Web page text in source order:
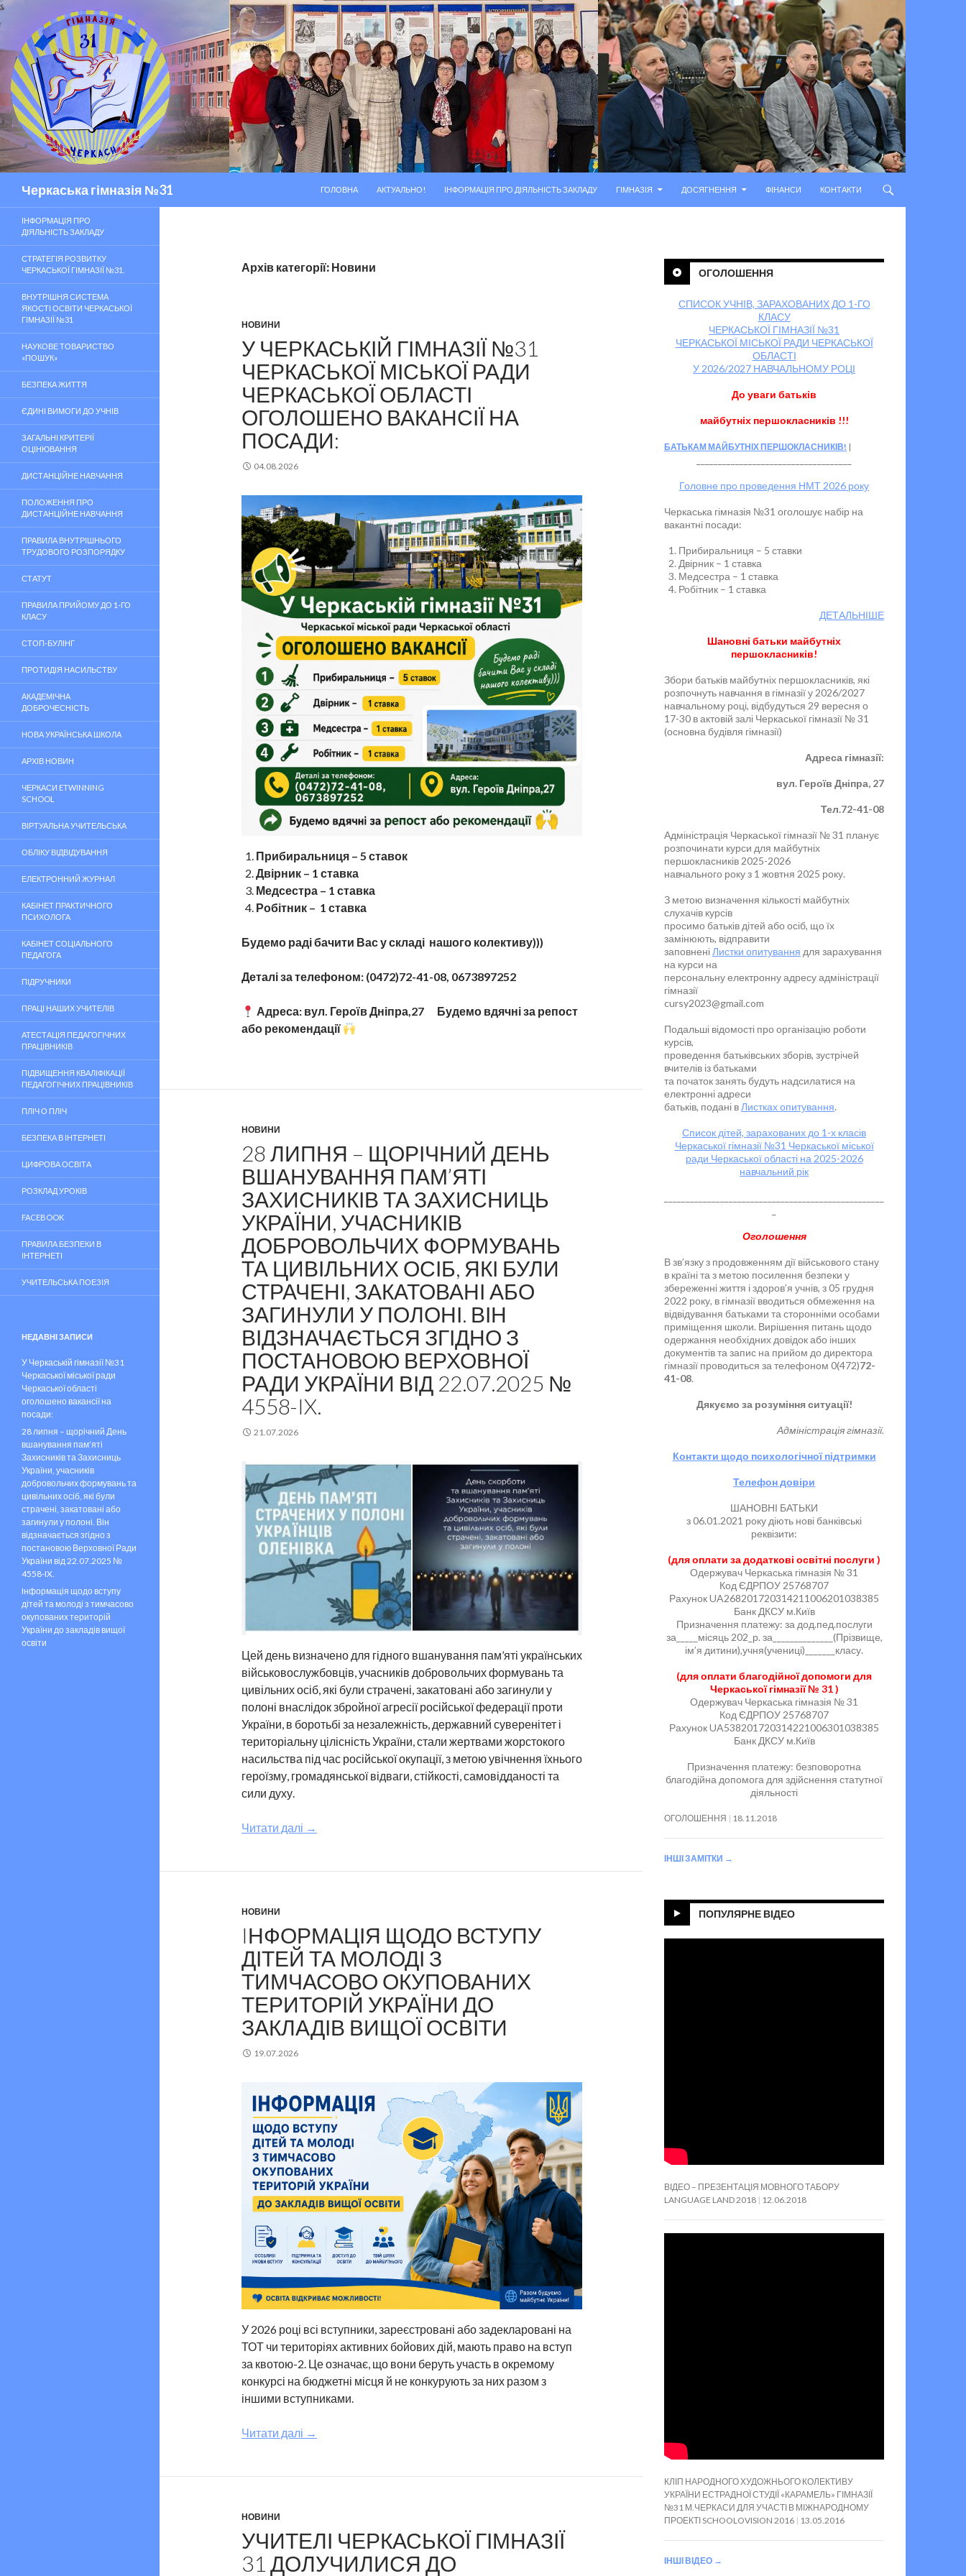
Черкаська гімназія №31
ГОЛОВНА
АКТУАЛЬНО! ІНФОРМАЦІЯ ПРО ДІЯЛЬНІСТЬ ЗАКЛАДУ ГІМНАЗІЯ ДОСЯГНЕННЯ ФІНАНСИ КОНТАКТИ
Архів категорії: Новини
НОВИНИ
У ЧЕРКАСЬКІЙ ГІМНАЗІЇ №31
ЧЕРКАСЬКОЇ МІСЬКОЇ РАДИ
ЧЕРКАСЬКОЇ ОБЛАСТІ
ОГОЛОШЕНО ВАКАНСІЇ НА
ПОСАДИ:
04.08.2026
Прибиральниця – 5 ставок
Двірник – 1 ставка
Медсестра – 1 ставка
Робітник – 1 ставка
Будемо раді бачити Вас у складі нашого колективу)))
Деталі за телефоном: (0472)72-41-08, 0673897252
Адреса: вул. Героїв Дніпра,27 Будемо вдячні за репост
або рекомендації
НОВИНИ
28 ЛИПНЯ – ЩОРІЧНИЙ ДЕНЬ
ВШАНУВАННЯ ПАМ’ЯТІ
ЗАХИСНИКІВ ТА ЗАХИСНИЦЬ
УКРАЇНИ, УЧАСНИКІВ
ДОБРОВОЛЬЧИХ ФОРМУВАНЬ
ТА ЦИВІЛЬНИХ ОСІБ, ЯКІ БУЛИ
СТРАЧЕНІ, ЗАКАТОВАНІ АБО
ЗАГИНУЛИ У ПОЛОНІ. ВІН
ВІДЗНАЧАЄТЬСЯ ЗГІДНО З
ПОСТАНОВОЮ ВЕРХОВНОЇ
РАДИ УКРАЇНИ ВІД 22.07.2025 №
4558-IX.
21.07.2026
Цей день визначено для гідного вшанування пам’яті українських
військовослужбовців, учасників добровольчих формувань та
цивільних осіб, які були страчені, закатовані або загинули у
полоні внаслідок збройної агресії російської федерації проти
України, в боротьбі за незалежність, державний суверенітет і
територіальну цілісність України, стали жертвами жорстокого
насильства під час російської окупації, з метою увічнення їхнього
героїзму, громадянської відваги, стійкості, самовідданості та
сили духу.
Читати далі →
НОВИНИ
IНФОРМАЦІЯ ЩОДО ВСТУПУ
ДІТЕЙ ТА МОЛОДІ З
ТИМЧАСОВО ОКУПОВАНИХ
ТЕРИТОРІЙ УКРАЇНИ ДО
ЗАКЛАДІВ ВИЩОЇ ОСВІТИ
19.07.2026
У 2026 році всі вступники, зареєстровані або задекларовані на
ТОТ чи територіях активних бойових дій, мають право на вступ
за квотою-2. Це означає, що вони беруть участь в окремому
конкурсі на бюджетні місця й не конкурують за них разом з
іншими вступниками.
Читати далі →
НОВИНИ
УЧИТЕЛІ ЧЕРКАСЬКОЇ ГІМНАЗІЇ
31 ДОЛУЧИЛИСЯ ДО
ОГОЛОШЕННЯ
СПИСОК УЧНІВ, ЗАРАХОВАНИХ ДО 1-ГО
КЛАСУ
ЧЕРКАСЬКОЇ ГІМНАЗІЇ №31
ЧЕРКАСЬКОЇ МІСЬКОЇ РАДИ ЧЕРКАСЬКОЇ
ОБЛАСТІ
У 2026/2027 НАВЧАЛЬНОМУ РОЦІ
До уваги батьків
майбутніх першокласників !!!
БАТЬКАМ МАЙБУТНІХ ПЕРШОКЛАСНИКІВ!
Головне про проведення НМТ 2026 року
Черкаська гімназія №31 оголошує набір на
вакантні посади:
Прибиральниця – 5 ставки
Двірник – 1 ставка
Медсестра – 1 ставка
Робітник – 1 ставка
ДЕТАЛЬНІШЕ
Шановні батьки майбутніх
першокласників!
Збори батьків майбутніх першокласників, які
розпочнуть навчання в гімназії у 2026/2027
навчальному році, відбудуться 29 вересня о
17-30 в актовій залі Черкаської гімназії № 31
(основна будівля гімназії)
Адреса гімназії:
вул. Героїв Дніпра, 27
Тел.72-41-08
Адміністрація Черкаської гімназії № 31 планує
розпочинати курси для майбутніх
першокласників 2025-2026
навчального року з 1 жовтня 2025 року.
З метою визначення кількості майбутніх
слухачів курсів
просимо батьків дітей або осіб, що їх
замінюють, відправити
заповнені Листки опитування для зарахування
на курси на
персональну електронну адресу адміністрації
гімназії
cursy2023@gmail.com
Подальші відомості про організацію роботи
курсів,
проведення батьківських зборів, зустрічей
вчителів із батьками
та початок занять будуть надсилатися на
електронні адреси
батьків, подані в Листках опитування.
Список дітей, зарахованих до 1-х класів
Черкаської гімназії №31 Черкаської міської
ради Черкаської області на 2025-2026
навчальний рік
Оголошення
В зв’язку з продовженням дії військового стану
в країні та з метою посилення безпеки у
збереженні життя і здоров’я учнів, з 05 грудня
2022 року, в гімназії вводиться обмеження на
відвідування батьками та сторонніми особами
приміщення школи. Вирішення питань щодо
одержання необхідних довідок або інших
документів та запис на прийом до директора
гімназії проводиться за телефоном 0(472)72-
41-08.
Дякуємо за розуміння ситуації!
Адміністрація гімназії.
Контакти щодо психологічної підтримки
Телефон довіри
ШАНОВНІ БАТЬКИ
з 06.01.2021 року діють нові банківські
реквізити:
(для оплати за додаткові освітні послуги )
Одержувач Черкаська гімназія № 31
Код ЄДРПОУ 25768707
Рахунок UA268201720314211006201038385
Банк ДКСУ м.Київ
Призначення платежу: за дод.пед.послуги
за_____місяць 202_р. за______________(Прізвище,
ім’я дитини),учня(учениці)_______класу.
(для оплати благодійної допомоги для
Черкаської гімназії № 31 )
Одержувач Черкаська гімназія № 31
Код ЄДРПОУ 25768707
Рахунок UA538201720314221006301038385
Банк ДКСУ м.Київ
Призначення платежу: безповоротна
благодійна допомога для здійснення статутної
діяльності
ОГОЛОШЕННЯ 18.11.2018
ІНШІ ЗАМІТКИ →
ПОПУЛЯРНЕ ВІДЕО
ВІДЕО – ПРЕЗЕНТАЦІЯ МОВНОГО ТАБОРУ
LANGUAGE LAND 2018
12.06.2018
КЛІП НАРОДНОГО ХУДОЖНЬОГО КОЛЕКТИВУ
УКРАЇНИ ЕСТРАДНОЇ СТУДІЇ «КАРАМЕЛЬ» ГІМНАЗІЇ
№31 М.ЧЕРКАСИ ДЛЯ УЧАСТІ В МІЖНАРОДНОМУ
ПРОЕКТІ SCHOOLOVISION 2016
13.05.2016
ІНШІ ВІДЕО →
ІНФОРМАЦІЯ ПРО
ДІЯЛЬНІСТЬ ЗАКЛАДУ
СТРАТЕГІЯ РОЗВИТКУ
ЧЕРКАСЬКОЇ ГІМНАЗІЇ №31.
ВНУТРІШНЯ СИСТЕМА
ЯКОСТІ ОСВІТИ ЧЕРКАСЬКОЇ
ГІМНАЗІЇ №31
НАУКОВЕ ТОВАРИСТВО
«ПОШУК»
БЕЗПЕКА ЖИТТЯ
ЄДИНІ ВИМОГИ ДО УЧНІВ
ЗАГАЛЬНІ КРИТЕРІЇ
ОЦІНЮВАННЯ
ДИСТАНЦІЙНЕ НАВЧАННЯ
ПОЛОЖЕННЯ ПРО
ДИСТАНЦІЙНЕ НАВЧАННЯ
ПРАВИЛА ВНУТРІШНЬОГО
ТРУДОВОГО РОЗПОРЯДКУ
СТАТУТ
ПРАВИЛА ПРИЙОМУ ДО 1-ГО
КЛАСУ
СТОП-БУЛІНГ
ПРОТИДІЯ НАСИЛЬСТВУ
АКАДЕМІЧНА
ДОБРОЧЕСНІСТЬ
НОВА УКРАЇНСЬКА ШКОЛА
АРХІВ НОВИН
ЧЕРКАСИ ETWINNING
SCHOOL
ВІРТУАЛЬНА УЧИТЕЛЬСЬКА
ОБЛІКУ ВІДВІДУВАННЯ
ЕЛЕКТРОННИЙ ЖУРНАЛ
КАБІНЕТ ПРАКТИЧНОГО
ПСИХОЛОГА
КАБІНЕТ СОЦІАЛЬНОГО
ПЕДАГОГА
ПІДРУЧНИКИ
ПРАЦІ НАШИХ УЧИТЕЛІВ
АТЕСТАЦІЯ ПЕДАГОГІЧНИХ
ПРАЦІВНИКІВ
ПІДВИЩЕННЯ КВАЛІФІКАЦІЇ
ПЕДАГОГІЧНИХ ПРАЦІВНИКІВ
ПЛІЧ О ПЛІЧ
БЕЗПЕКА В ІНТЕРНЕТІ
ЦИФРОВА ОСВІТА
РОЗКЛАД УРОКІВ
FACEBOOK
ПРАВИЛА БЕЗПЕКИ В
ІНТЕРНЕТІ
УЧИТЕЛЬСЬКА ПОЕЗІЯ
НЕДАВНІ ЗАПИСИ
У Черкаській гімназії №31
Черкаської міської ради
Черкаської області
оголошено вакансії на
посади:
28 липня – щорічний День
вшанування пам’яті
Захисників та Захисниць
України, учасників
добровольчих формувань та
цивільних осіб, які були
страчені, закатовані або
загинули у полоні. Він
відзначається згідно з
постановою Верховної Ради
України від 22.07.2025 №
4558-IX.
Iнформація щодо вступу
дітей та молоді з тимчасово
окупованих територій
України до закладів вищої
освіти